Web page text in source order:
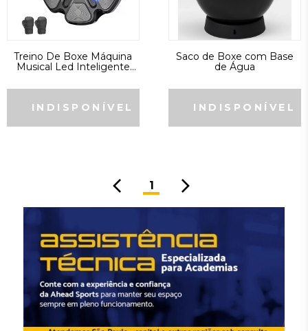
Treino De Boxe Máquina
Musical Led Inteligente
Saco de Boxe com Base
de Água
1